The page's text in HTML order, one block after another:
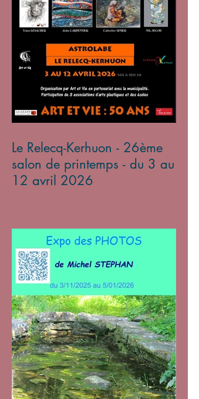
Le Relecq-Kerhuon - 26ème
salon de printemps - du 3 au
12 avril 2026